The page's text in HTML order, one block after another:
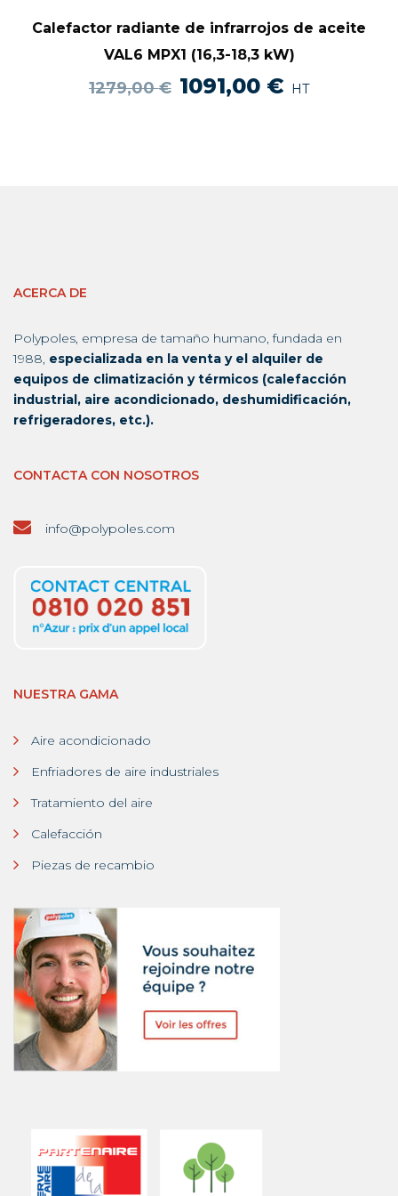
Calefactor radiante de infrarrojos de aceite
VAL6 MPX1 (16,3-18,3 kW)
1279,00€ El
1091,00 € El
HT
ACERCA DE
Polypoles, empresa de tamaño humano, fundada en
1988, especializada en la venta y el alquiler de
equipos de climatización y térmicos (calefacción
industrial, aire acondicionado, deshumidificación,
refrigeradores, etc.).
CONTACTA CON NOSOTROS
info@polypoles.com
NUESTRA GAMA
Aire acondicionado
Enfriadores de aire industriales
Tratamiento del aire
Calefacción
Piezas de recambio